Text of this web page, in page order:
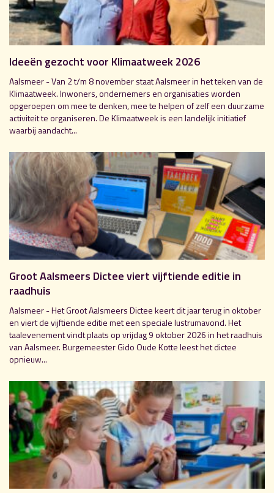
Ideeën gezocht voor Klimaatweek 2026
Aalsmeer - Van 2 t/m 8 november staat Aalsmeer in het teken van de
Klimaatweek. Inwoners, ondernemers en organisaties worden
opgeroepen om mee te denken, mee te helpen of zelf een duurzame
activiteit te organiseren. De Klimaatweek is een landelijk initiatief
waarbij aandacht...
Groot Aalsmeers Dictee viert vijftiende editie in
raadhuis
Aalsmeer - Het Groot Aalsmeers Dictee keert dit jaar terug in oktober
en viert de vijftiende editie met een speciale lustrumavond. Het
taalevenement vindt plaats op vrijdag 9 oktober 2026 in het raadhuis
van Aalsmeer. Burgemeester Gido Oude Kotte leest het dictee
opnieuw...